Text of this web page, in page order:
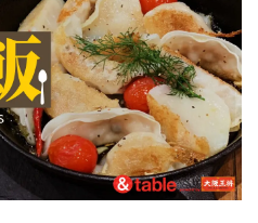
餃子
豆苗
大阪王将
おうちごはん
おでん
お弁当
キッチンSCM
キャンペーン
クリスマス
スープ
イベント
たれ